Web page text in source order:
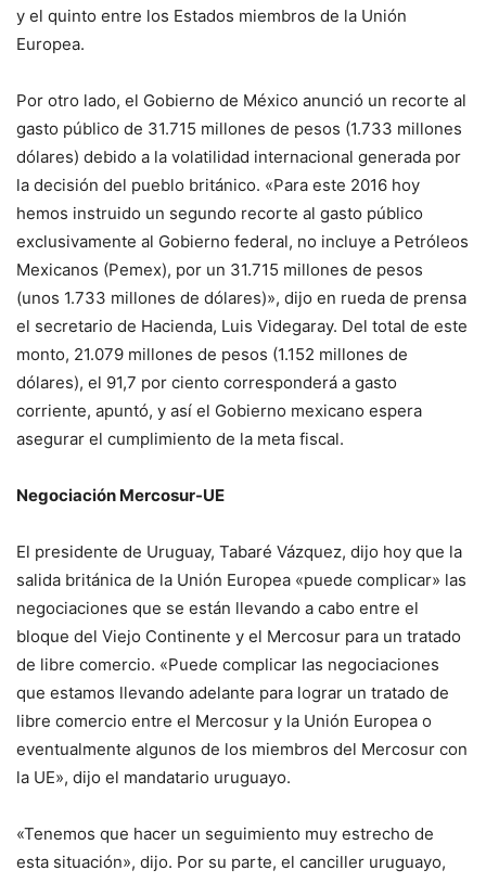
y el quinto entre los Estados miembros de la Unión
Europea.
Por otro lado, el Gobierno de México anunció un recorte al
gasto público de 31.715 millones de pesos (1.733 millones
dólares) debido a la volatilidad internacional generada por
la decisión del pueblo británico. «Para este 2016 hoy
hemos instruido un segundo recorte al gasto público
exclusivamente al Gobierno federal, no incluye a Petróleos
Mexicanos (Pemex), por un 31.715 millones de pesos
(unos 1.733 millones de dólares)», dijo en rueda de prensa
el secretario de Hacienda, Luis Videgaray. Del total de este
monto, 21.079 millones de pesos (1.152 millones de
dólares), el 91,7 por ciento corresponderá a gasto
corriente, apuntó, y así el Gobierno mexicano espera
asegurar el cumplimiento de la meta fiscal.
Negociación Mercosur-UE
El presidente de Uruguay, Tabaré Vázquez, dijo hoy que la
salida británica de la Unión Europea «puede complicar» las
negociaciones que se están llevando a cabo entre el
bloque del Viejo Continente y el Mercosur para un tratado
de libre comercio. «Puede complicar las negociaciones
que estamos llevando adelante para lograr un tratado de
libre comercio entre el Mercosur y la Unión Europea o
eventualmente algunos de los miembros del Mercosur con
la UE», dijo el mandatario uruguayo.
«Tenemos que hacer un seguimiento muy estrecho de
esta situación», dijo. Por su parte, el canciller uruguayo,